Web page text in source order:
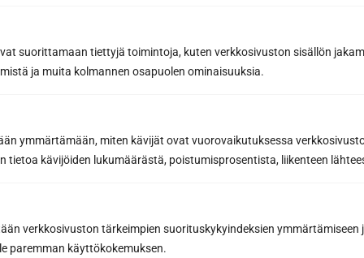
suorittamaan tiettyjä toimintoja, kuten verkkosivuston sisällön
ja muita kolmannen osapuolen ominaisuuksia.
ymmärtämään, miten kävijät ovat vuorovaikutuksessa
tietoa kävijöiden lukumäärästä, poistumisprosentista, liikenteen
verkkosivuston tärkeimpien suorituskykyindeksien ymmärtämiseen
paremman käyttökokemuksen.